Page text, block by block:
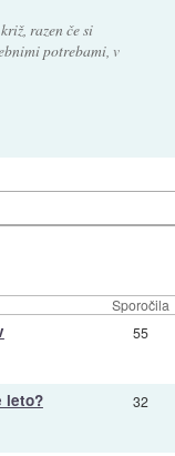
razen če si
potrebami, v
Sporočila
55
leto? 32